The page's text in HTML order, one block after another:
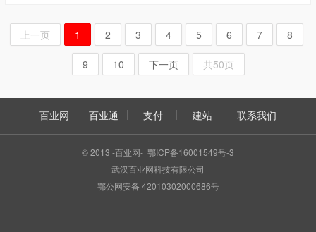
上一页 1 2 3 4 5 6 7 8
9 10 下一页 共50页
百业网 百业通 支付 建站 联系我们
© 2013 -百业网- 鄂ICP备16001549号-3
武汉百业网科技有限公司
鄂公网安备 42010302000686号